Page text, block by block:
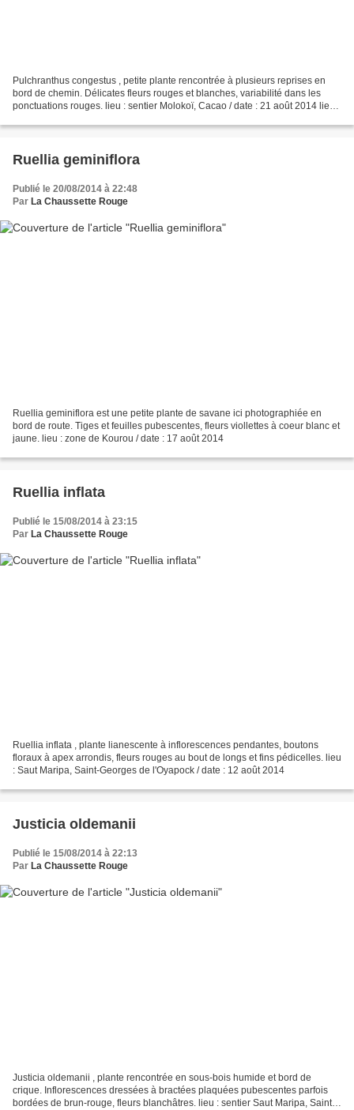
Pulchranthus congestus , petite plante rencontrée à plusieurs reprises en
bord de chemin. Délicates fleurs rouges et blanches, variabilité dans les
ponctuations rouges. lieu : sentier Molokoï, Cacao / date : 21 août 2014 lieu :
Ruellia geminiflora
Publié le 20/08/2014 à 22:48
Par La Chaussette Rouge
Ruellia geminiflora est une petite plante de savane ici photographiée en
bord de route. Tiges et feuilles pubescentes, fleurs viollettes à coeur blanc et
jaune. lieu : zone de Kourou / date : 17 août 2014
Ruellia inflata
Publié le 15/08/2014 à 23:15
Par La Chaussette Rouge
Ruellia inflata , plante lianescente à inflorescences pendantes, boutons
floraux à apex arrondis, fleurs rouges au bout de longs et fins pédicelles. lieu
: Saut Maripa, Saint-Georges de l'Oyapock / date : 12 août 2014
Justicia oldemanii
Publié le 15/08/2014 à 22:13
Par La Chaussette Rouge
Justicia oldemanii , plante rencontrée en sous-bois humide et bord de
crique. Inflorescences dressées à bractées plaquées pubescentes parfois
bordées de brun-rouge, fleurs blanchâtres. lieu : sentier Saut Maripa, Saint-